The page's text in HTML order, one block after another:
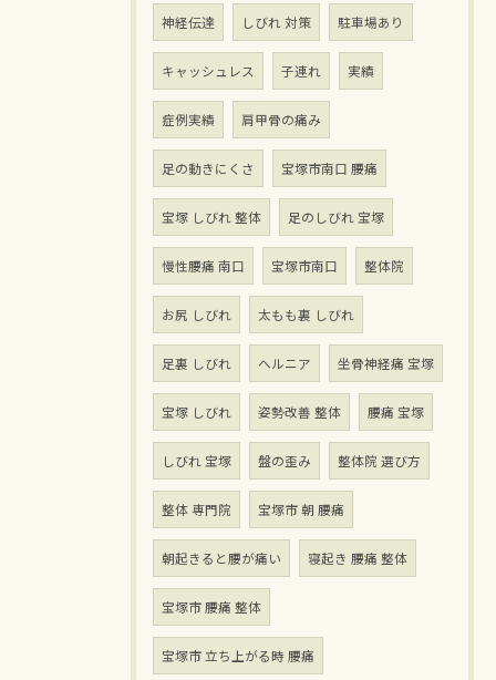
神経伝達 しびれ 対策 駐車場あり
キャッシュレス 子連れ 実績
症例実績 肩甲骨の痛み
足の動きにくさ 宝塚市南口 腰痛
宝塚 しびれ 整体 足のしびれ 宝塚
慢性腰痛 南口 宝塚市南口 整体院
お尻 しびれ 太もも裏 しびれ
足裏 しびれ ヘルニア 坐骨神経痛 宝塚
宝塚 しびれ 姿勢改善 整体 腰痛 宝塚
しびれ 宝塚 盤の歪み 整体院 選び方
整体 専門院 宝塚市 朝 腰痛
朝起きると腰が痛い 寝起き 腰痛 整体
宝塚市 腰痛 整体
宝塚市 立ち上がる時 腰痛